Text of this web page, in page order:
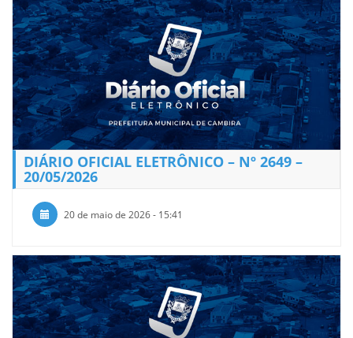
DIÁRIO OFICIAL ELETRÔNICO – Nº 2649 –
20/05/2026
20 de maio de 2026 - 15:41